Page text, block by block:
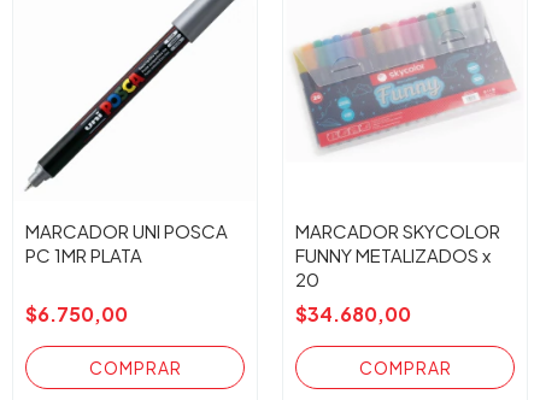
MARCADOR UNI POSCA
PC 1MR PLATA
$6.750,00
MARCADOR SKYCOLOR
FUNNY METALIZADOS x
20
$34.680,00